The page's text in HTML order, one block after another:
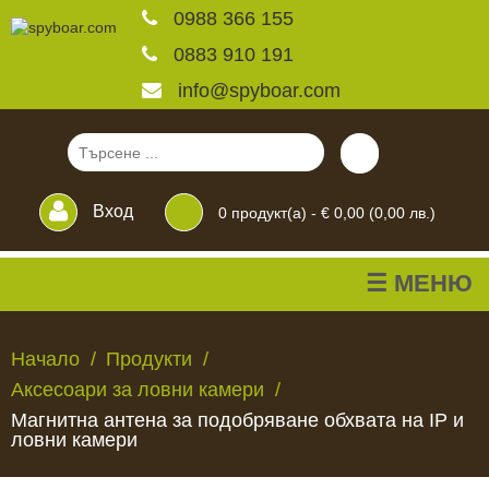
0988 366 155
0883 910 191
info@spyboar.com
Вход 0 продукт(а) - € 0,00 (0,00 лв.)
☰ МЕНЮ
ЛОВНИ ФОТОКАПАНИ
КАМЕРИХРАНИЛКИЧАКАЛА
Ловни камери
Фотокапани на живо
Камери за
Начало
Продукти
Аксесоари за ловни камери
Магнитна антена за подобряване обхвата на IP и
ловни камери